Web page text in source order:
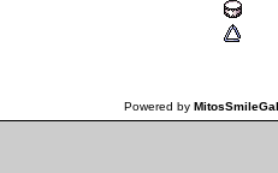
Powered by